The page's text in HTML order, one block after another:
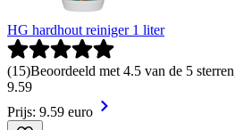
HG hardhout reiniger 1 liter
(15)Beoordeeld met 4.5 van de 5
9.59
Prijs: 9.59 euro